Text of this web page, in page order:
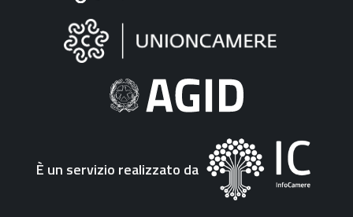
"Fattura
Elettronica"
È un servizio realizzato da